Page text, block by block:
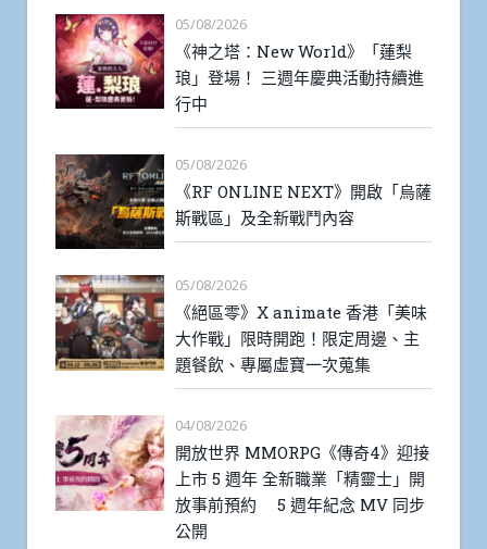
05/08/2026
《神之塔：New World》「蓮梨
琅」登場！ 三週年慶典活動持續進
行中
05/08/2026
《RF ONLINE NEXT》開啟「烏薩
斯戰區」及全新戰鬥內容
05/08/2026
《絕區零》X animate 香港「美味
大作戰」限時開跑！限定周邊、主
題餐飲、專屬虛寶一次蒐集
04/08/2026
開放世界 MMORPG《傳奇4》迎接
上市 5 週年 全新職業「精靈士」開
放事前預約 5 週年紀念 MV 同步
公開